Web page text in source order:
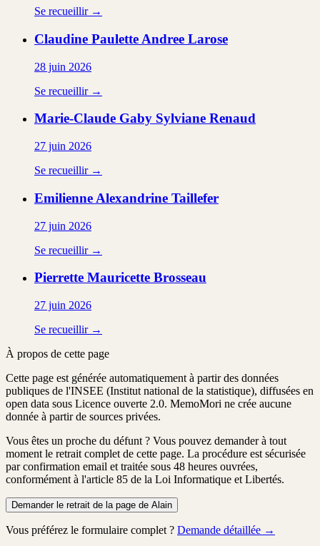
Se recueillir →
Claudine Paulette Andree Larose
28 juin 2026
Se recueillir →
Marie-Claude Gaby Sylviane Renaud
27 juin 2026
Se recueillir →
Emilienne Alexandrine Taillefer
27 juin 2026
Se recueillir →
Pierrette Mauricette Brosseau
27 juin 2026
Se recueillir →
À propos de cette page
Cette page est générée automatiquement à partir des données
publiques de l'INSEE (Institut national de la statistique), diffusées en
open data sous Licence ouverte 2.0. MemoMori ne crée aucune
donnée à partir de sources privées.
Vous êtes un proche du défunt ? Vous pouvez demander à tout
moment le retrait complet de cette page. La procédure est sécurisée
par confirmation email et traitée sous 48 heures ouvrées,
conformément à l'article 85 de la Loi Informatique et Libertés.
Demander le retrait de la page de Alain
Vous préférez le formulaire complet ? Demande détaillée →